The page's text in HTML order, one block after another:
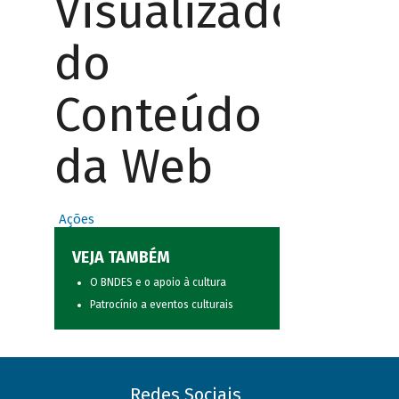
Visualizador
do
Conteúdo
da Web
Ações
VEJA TAMBÉM
O BNDES e o apoio à cultura
Patrocínio a eventos culturais
Redes Sociais